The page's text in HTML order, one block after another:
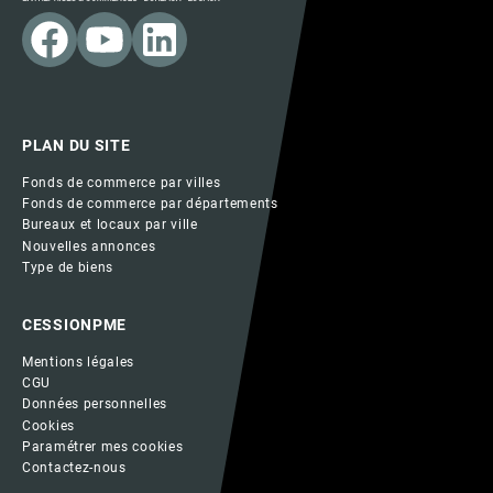
PLAN DU SITE
Fonds de commerce par villes
Fonds de commerce par départements
Bureaux et locaux par ville
Nouvelles annonces
Type de biens
CESSIONPME
Mentions légales
CGU
Données personnelles
Cookies
Paramétrer mes cookies
Contactez-nous